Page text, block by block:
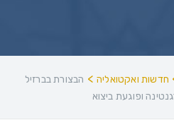
חדשות ואקטואליה > הבצורת בברזיל
ופוגעת ביצוא